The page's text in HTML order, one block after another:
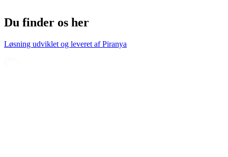
Du finder os her
Løsning udviklet og leveret afPiranya